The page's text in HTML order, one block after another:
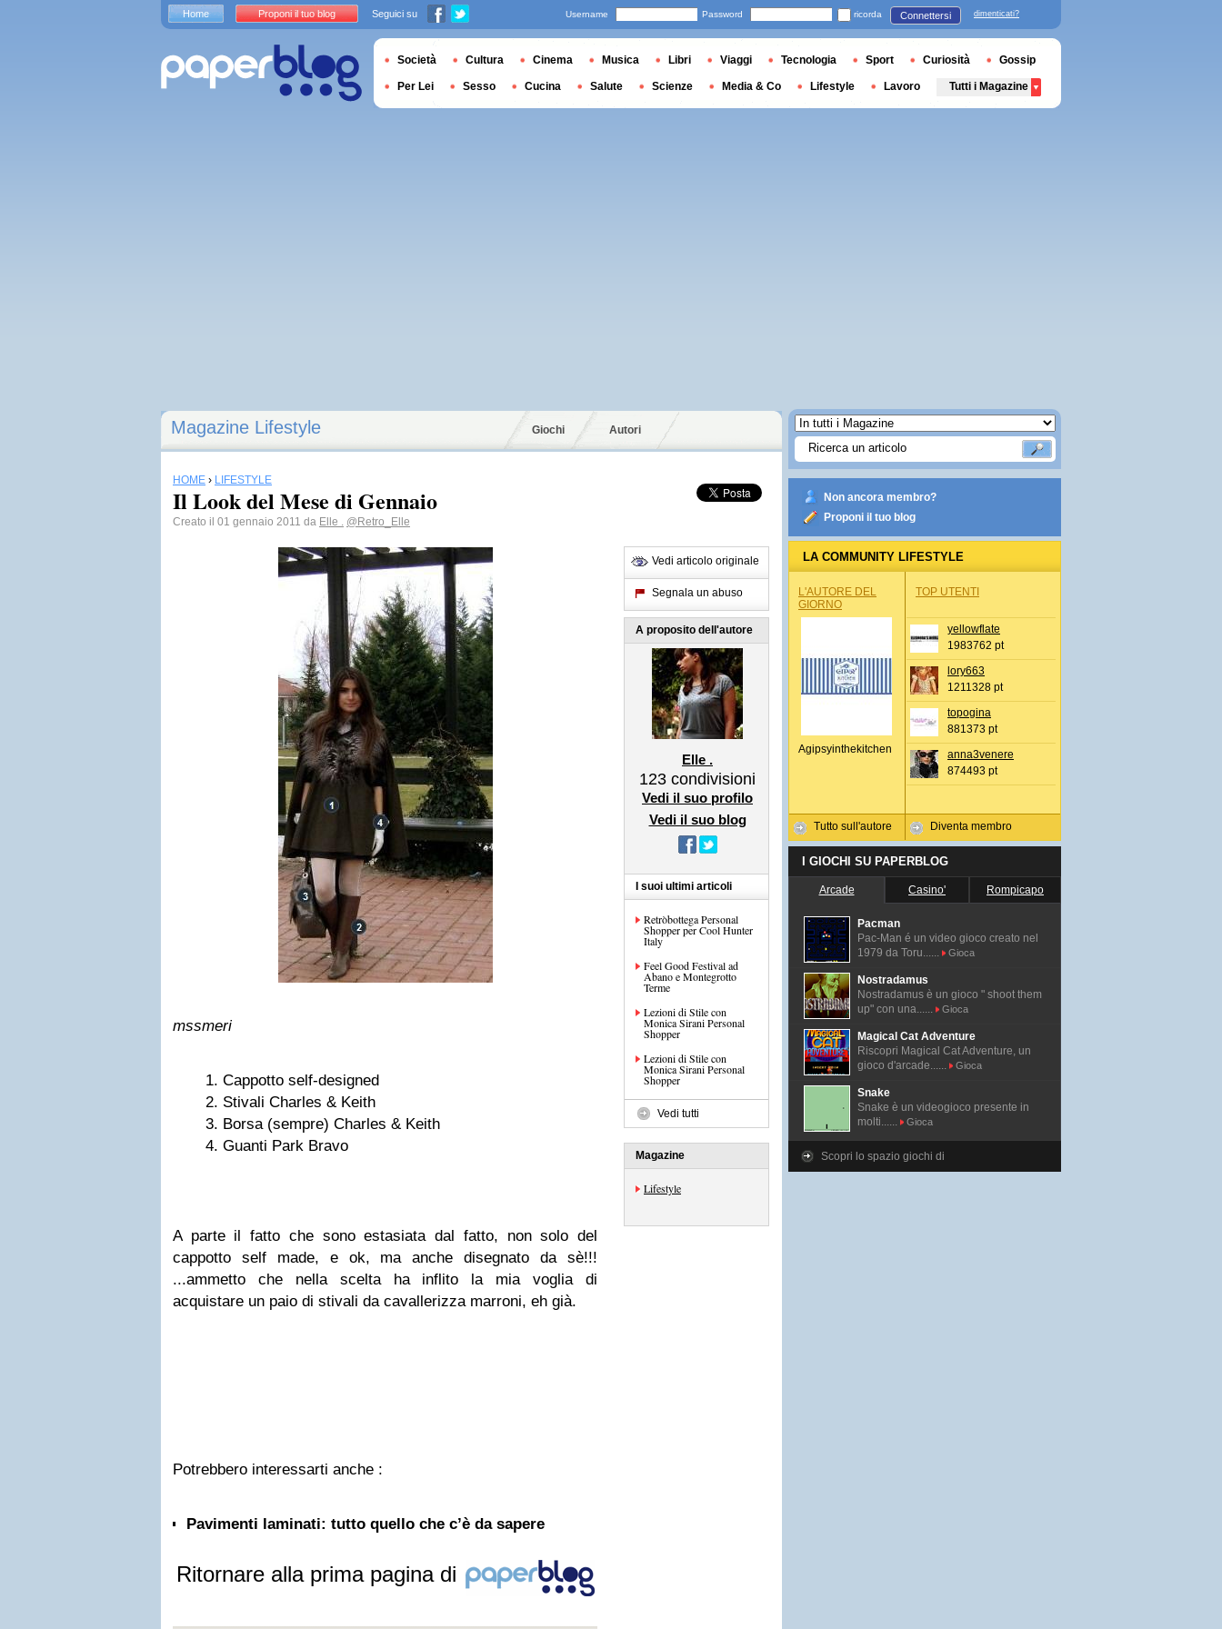
Magazine Lifestyle Giochi Autori
HOME › LIFESTYLE
Il Look del Mese di Gennaio
Creato il 01 gennaio 2011 da Elle . @Retro_Elle
mssmeri
Cappotto self-designed
Stivali Charles & Keith
Borsa (sempre) Charles & Keith
Guanti Park Bravo
A parte il fatto che sono estasiata dal fatto, non solo del
cappotto self made, e ok, ma anche disegnato da sè!!!
...ammetto che nella scelta ha inflito la mia voglia di
acquistare un paio di stivali da cavallerizza marroni, eh già.
Potrebbero interessarti anche :
Pavimenti laminati: tutto quello che c’è da sapere
Ritornare alla prima pagina di
Vedi articolo originale
Segnala un abuso
A proposito dell'autore
Elle .
123 condivisioni
Vedi il suo profilo
Vedi il suo blog
I suoi ultimi articoli
Retròbottega Personal
Shopper per Cool Hunter
Italy
Feel Good Festival ad
Abano e Montegrotto
Terme
Lezioni di Stile con
Monica Sirani Personal
Shopper
Lezioni di Stile con
Monica Sirani Personal
Shopper
Vedi tutti
Magazine
Lifestyle
Non ancora membro?
Proponi il tuo blog
LA COMMUNITY LIFESTYLE
L'AUTORE DEL
GIORNO
Agipsyinthekitchen
Tutto sull'autore
TOP UTENTI
yellowflate
1983762 pt
lory663
1211328 pt
topogina
881373 pt
anna3venere
874493 pt
Diventa membro
I GIOCHI SU PAPERBLOG
Arcade Casino' Rompicapo
Pacman
Pac-Man é un video gioco creato nel
1979 da Toru......
Gioca
Nostradamus
Nostradamus è un gioco " shoot them
up" con una......
Gioca
Magical Cat Adventure
Riscopri Magical Cat Adventure, un
gioco d'arcade......
Gioca
Snake
Snake è un videogioco presente in
molti......
Gioca
Scopri lo spazio giochi di
Home Proponi il tuo blog Seguici su Username Password ricorda Connettersi dimenticati?
Società Cultura Cinema Musica Libri Viaggi Tecnologia Sport Curiosità Gossip
Per Lei Sesso Cucina Salute Scienze Media & Co Lifestyle Lavoro Tutti i Magazine